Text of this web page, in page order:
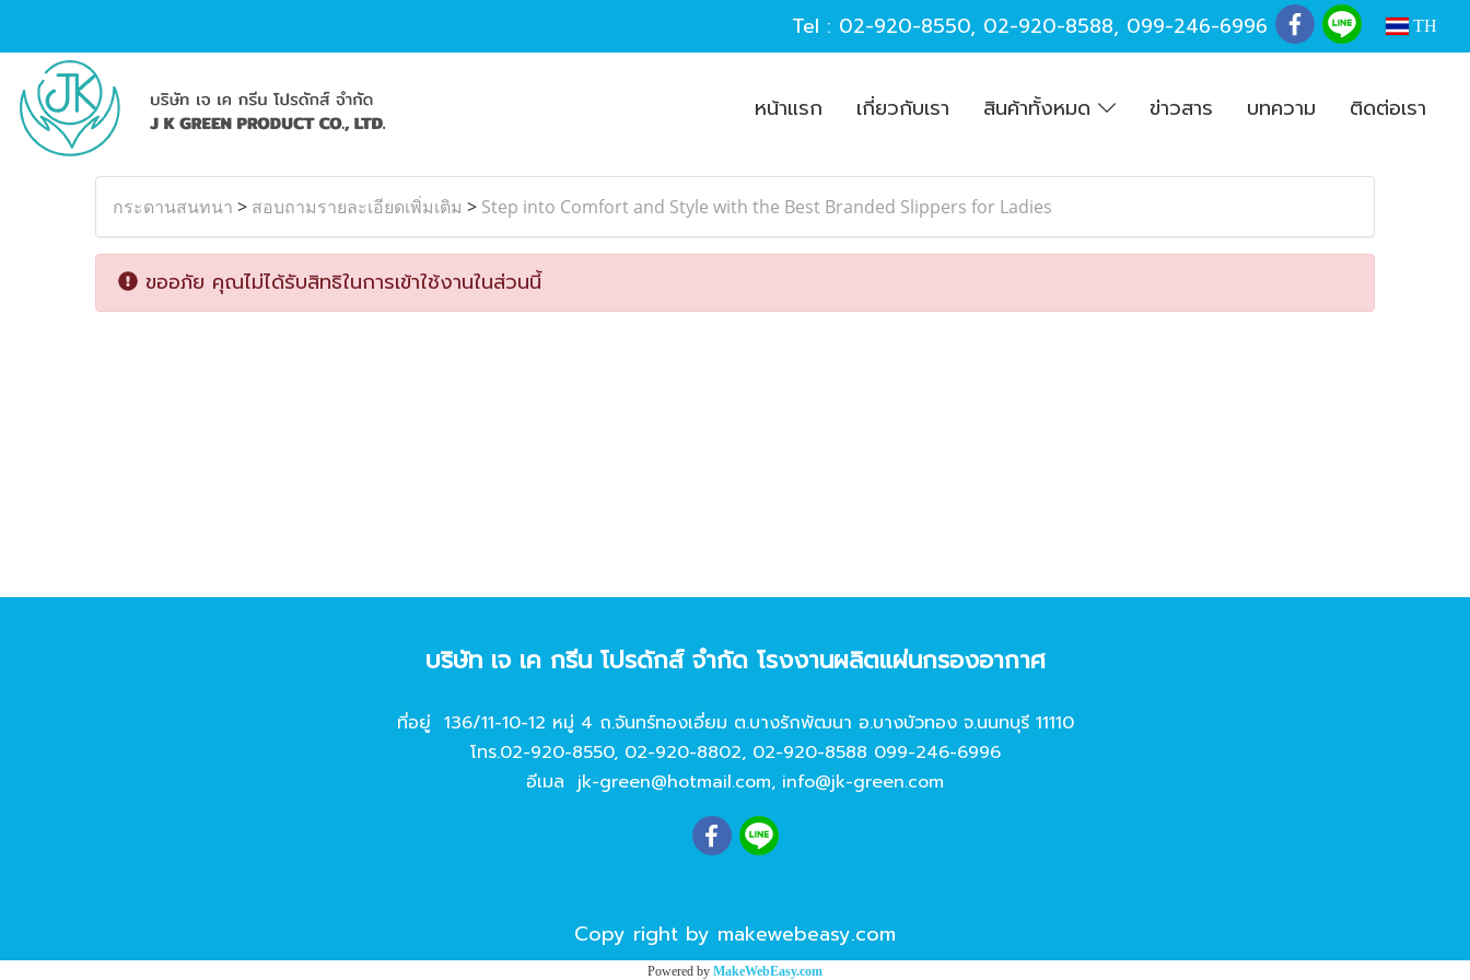
Tel : 02-920-8550, 02-920-8588, 099-246-6996 TH
หน้าแรก เกี่ยวกับเรา สินค้าทั้งหมด ข่าวสาร บทความ ติดต่อเรา
กระดานสนทนา > สอบถามรายละเอียดเพิ่มเติม > Step into Comfort and Style with the Best Branded Slippers for Ladies
ขออภัย คุณไม่ได้รับสิทธิในการเข้าใช้งานในส่วนนี้
บริษัท เจ เค กรีน โปรดักส์ จํากัด โรงงานผลิตแผ่นกรองอากาศ
ที่อยู่ 136/11-10-12 หมู่ 4 ถ.จันทร์ทองเอี่ยม ต.บางรักพัฒนา อ.บางบัวทอง จ.นนทบุรี 11110
โทร.02-920-8550, 02-920-8802, 02-920-8588 099-246-6996
อีเมล jk-green@hotmail.com, info@jk-green.com
Copy right by makewebeasy.com
Powered by MakeWebEasy.com